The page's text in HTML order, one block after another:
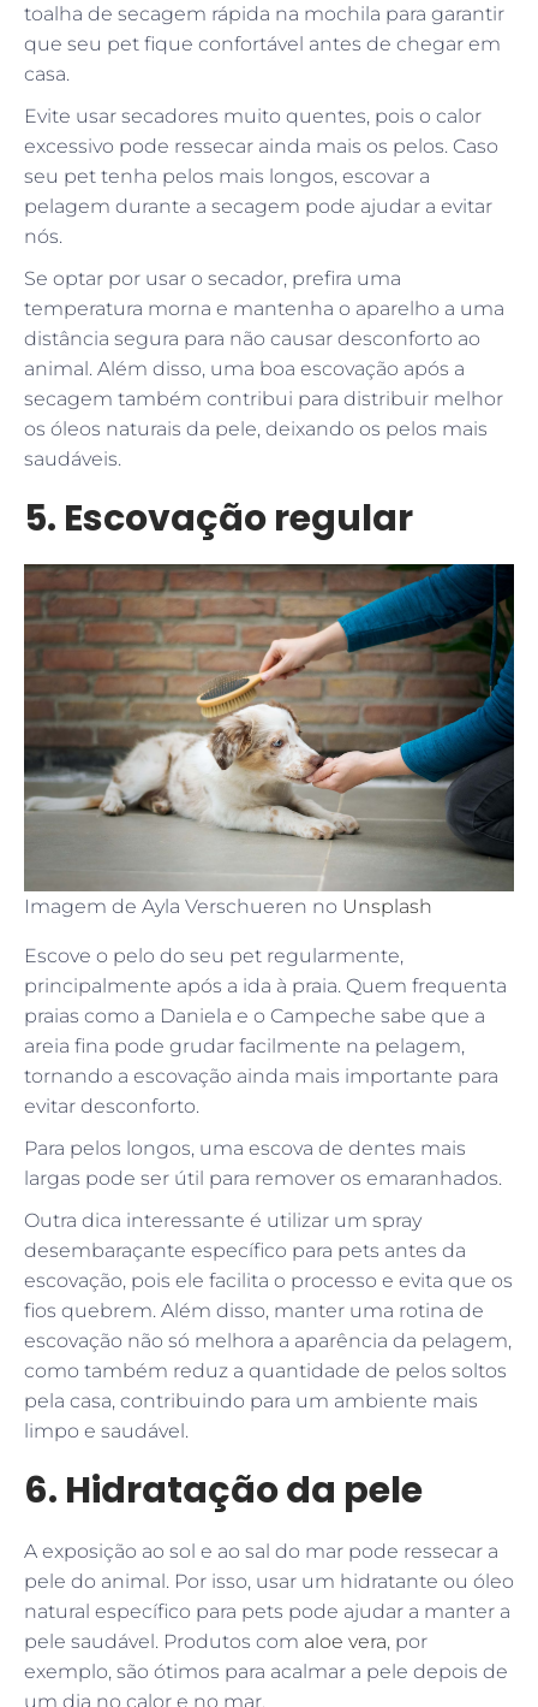
toalha de secagem rápida na mochila para garantir
que seu pet fique confortável antes de chegar em
casa.
Evite usar secadores muito quentes, pois o calor
excessivo pode ressecar ainda mais os pelos. Caso
seu pet tenha pelos mais longos, escovar a
pelagem durante a secagem pode ajudar a evitar
nós.
Se optar por usar o secador, prefira uma
temperatura morna e mantenha o aparelho a uma
distância segura para não causar desconforto ao
animal. Além disso, uma boa escovação após a
secagem também contribui para distribuir melhor
os óleos naturais da pele, deixando os pelos mais
saudáveis.
5. Escovação regular
Imagem de Ayla Verschueren no Unsplash
Escove o pelo do seu pet regularmente,
principalmente após a ida à praia. Quem frequenta
praias como a Daniela e o Campeche sabe que a
areia fina pode grudar facilmente na pelagem,
tornando a escovação ainda mais importante para
evitar desconforto.
Para pelos longos, uma escova de dentes mais
largas pode ser útil para remover os emaranhados.
Outra dica interessante é utilizar um spray
desembaraçante específico para pets antes da
escovação, pois ele facilita o processo e evita que os
fios quebrem. Além disso, manter uma rotina de
escovação não só melhora a aparência da pelagem,
como também reduz a quantidade de pelos soltos
pela casa, contribuindo para um ambiente mais
limpo e saudável.
6. Hidratação da pele
A exposição ao sol e ao sal do mar pode ressecar a
pele do animal. Por isso, usar um hidratante ou óleo
natural específico para pets pode ajudar a manter a
pele saudável. Produtos com aloe vera, por
exemplo, são ótimos para acalmar a pele depois de
um dia no calor e no mar.